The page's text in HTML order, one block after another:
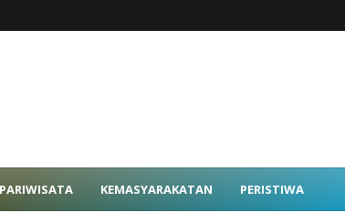
PARIWISATA KEMASYARAKATAN PERISTIWA